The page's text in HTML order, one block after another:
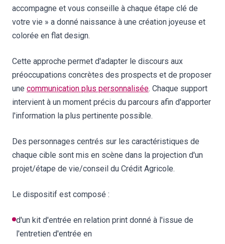
accompagne et vous conseille à chaque étape clé de
votre vie » a donné naissance à une création joyeuse et
colorée en flat design.
Cette approche permet d'adapter le discours aux
préoccupations concrètes des prospects et de proposer
une communication plus personnalisée. Chaque support
intervient à un moment précis du parcours afin d'apporter
l'information la plus pertinente possible.
Des personnages centrés sur les caractéristiques de
chaque cible sont mis en scène dans la projection d'un
projet/étape de vie/conseil du Crédit Agricole.
Le dispositif est composé :
d'un kit d'entrée en relation print donné à l'issue de
l'entretien d'entrée en